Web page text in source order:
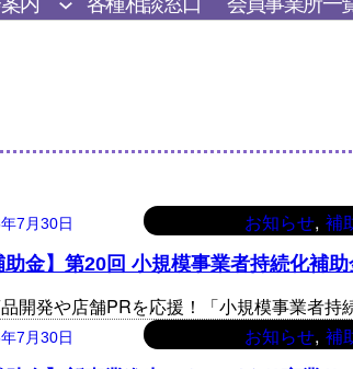
7月30日 お知らせ, 補
助金】第20回 小規模事業者持続化補
開発や店舗PRを応援！「小規模事業者持
7月30日 お知らせ, 補